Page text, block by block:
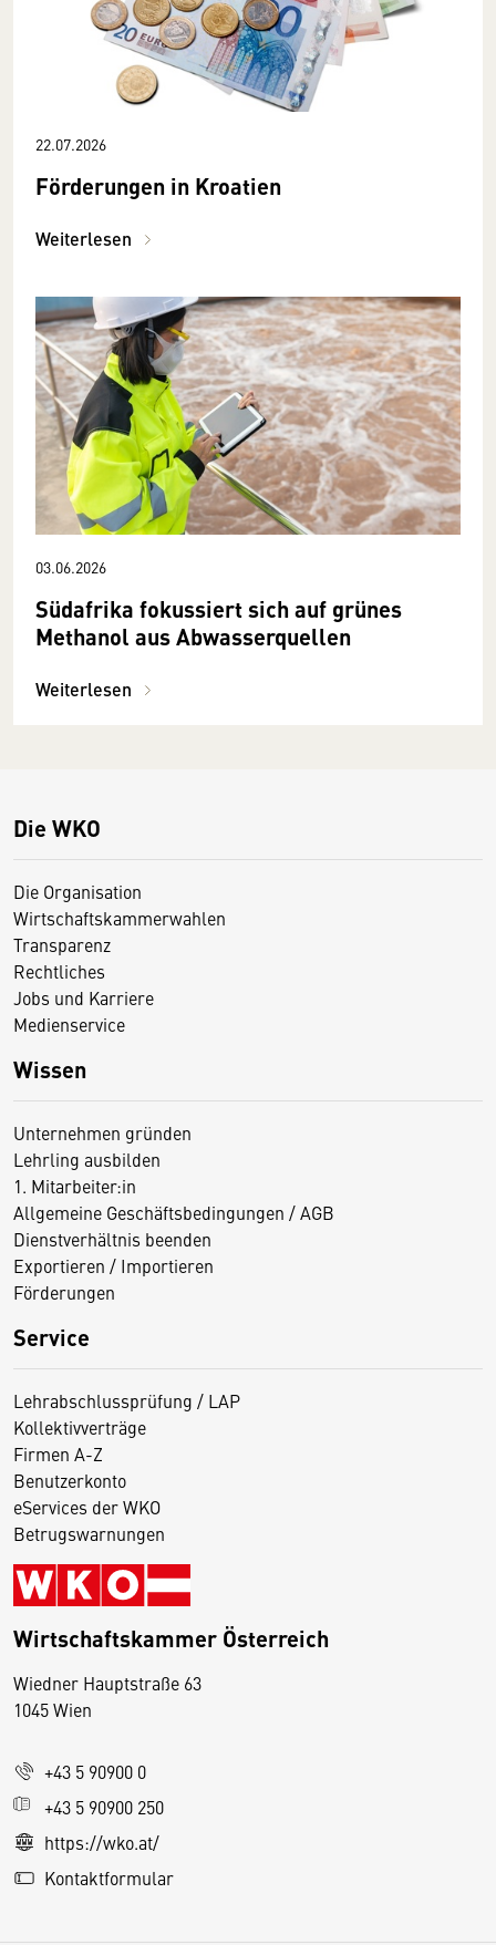
22.07.2026
Förderungen in Kroatien
Weiterlesen
03.06.2026
Südafrika fokussiert sich auf grünes
Methanol aus Abwasserquellen
Weiterlesen
Die WKO
Die Organisation
Wirtschaftskammerwahlen
Transparenz
Rechtliches
Jobs und Karriere
Medienservice
Wissen
Unternehmen gründen
Lehrling ausbilden
1. Mitarbeiter:in
Allgemeine Geschäftsbedingungen / AGB
Dienstverhältnis beenden
Exportieren / Importieren
Förderungen
Service
Lehrabschlussprüfung / LAP
Kollektivverträge
Firmen A-Z
Benutzerkonto
eServices der WKO
Betrugswarnungen
Wirtschaftskammer Österreich
Wiedner Hauptstraße 63
1045 Wien
+43 5 90900 0
+43 5 90900 250
https://wko.at/
Kontaktformular
D
s
e
S
e